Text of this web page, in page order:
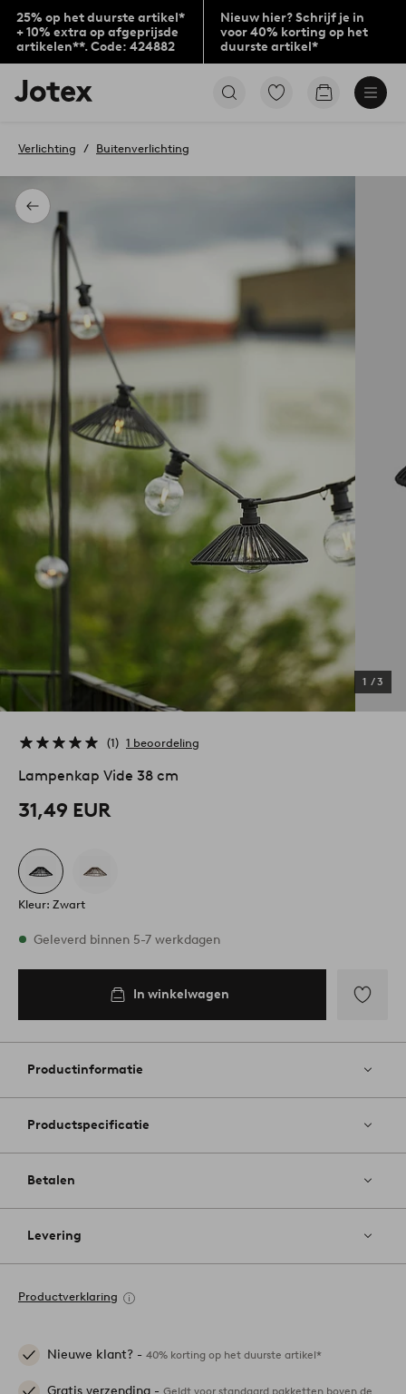
25% op het duurste artikel*
+ 10% extra op afgeprijsde
artikelen**. Code: 424882
Nieuw hier? Schrijf je in
voor 40% korting op het
duurste artikel*
Jotex
logo
to
home
page
Ga
Go
Terug
Verlichting Buitenverlichting
1 /3
1 1 beoordeling
Lampenkap Vide 38 cm
31,49 EUR
Kleur: Zwart
Op voorraad
Geleverd binnen 5-7 werkdagen
In winkelwagen
aan
Productinformatie
Productspecificatie
Betalen
Levering
Productverklaring
Nieuwe klant? - 40% korting op het duurste artikel*
Geldt voor standaard pakketten boven de